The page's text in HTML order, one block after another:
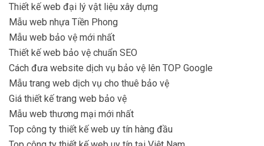
Thiết kế web đại lý vật liệu xây dựng
Mẫu web nhựa Tiền Phong
Mẫu web bảo vệ mới nhất
Thiết kế web bảo vệ chuẩn SEO
Cách đưa website dịch vụ bảo vệ lên TOP Google
Mẫu trang web dịch vụ cho thuê bảo vệ
Giá thiết kế trang web bảo vệ
Mẫu web thương mại mới nhất
Top công ty thiết kế web uy tín hàng đầu